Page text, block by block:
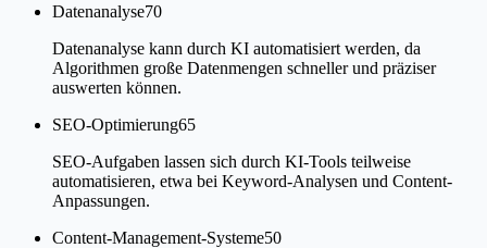
Datenanalyse70
Datenanalyse kann durch KI automatisiert werden, da
Algorithmen große Datenmengen schneller und präziser
auswerten können.
SEO-Optimierung65
SEO-Aufgaben lassen sich durch KI-Tools teilweise
automatisieren, etwa bei Keyword-Analysen und Content-
Anpassungen.
Content-Management-Systeme50